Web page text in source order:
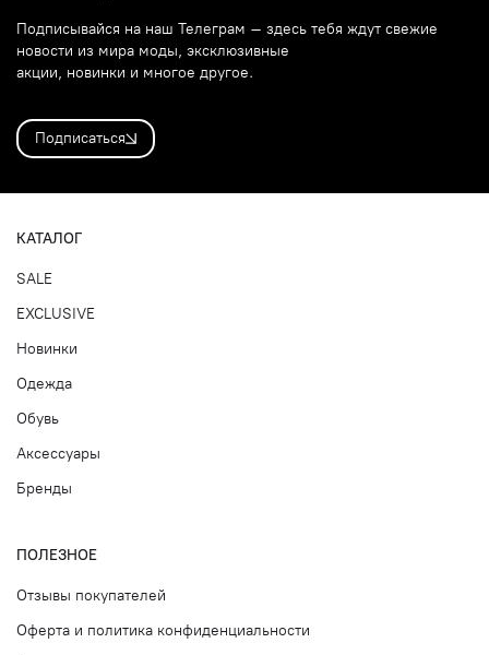
Подписывайся на наш Телеграм – здесь тебя ждут свежие
новости из мира моды, эксклюзивные
акции, новинки и многое другое.
Подписаться
КАТАЛОГ
SALE
EXCLUSIVE
Новинки
Одежда
Обувь
Аксессуары
Бренды
ПОЛЕЗНОЕ
Отзывы покупателей
Оферта и политика конфиденциальности